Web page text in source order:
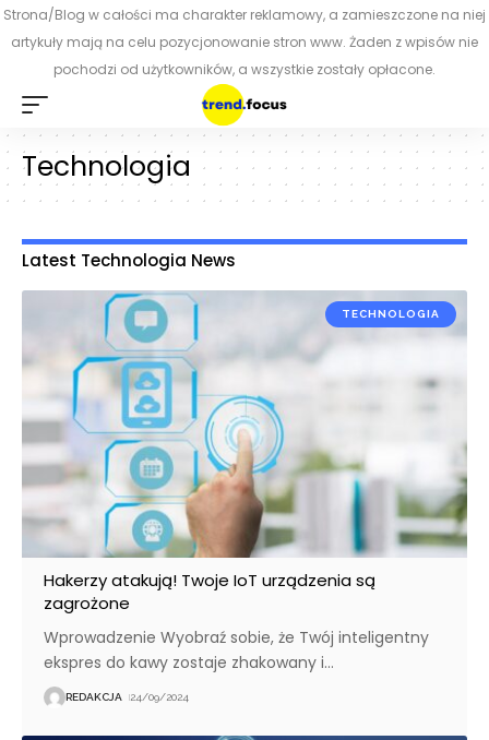
Strona/Blog w całości ma charakter reklamowy, a zamieszczone na niej
artykuły mają na celu pozycjonowanie stron www. Żaden z wpisów nie
pochodzi od użytkowników, a wszystkie zostały opłacone.
Technologia
Latest Technologia News
TECHNOLOGIA
Hakerzy atakują! Twoje IoT urządzenia są
zagrożone
Wprowadzenie Wyobraź sobie, że Twój inteligentny
ekspres do kawy zostaje zhakowany i…
REDAKCJA 24/09/2024